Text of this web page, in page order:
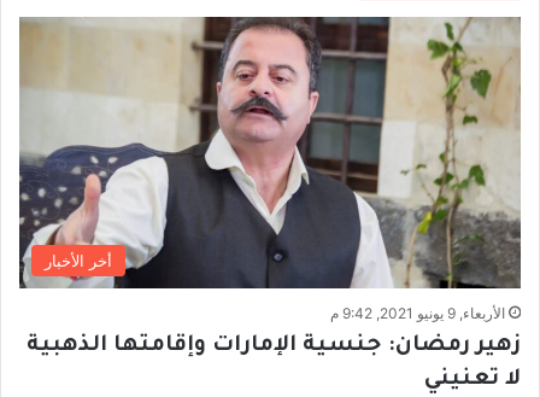
أخر الأخبار
الأربعاء, 9 يونيو 2021, 9:42 م
زهير رمضان: جنسية الإمارات وإقامتها الذهبية
لا تعنيني